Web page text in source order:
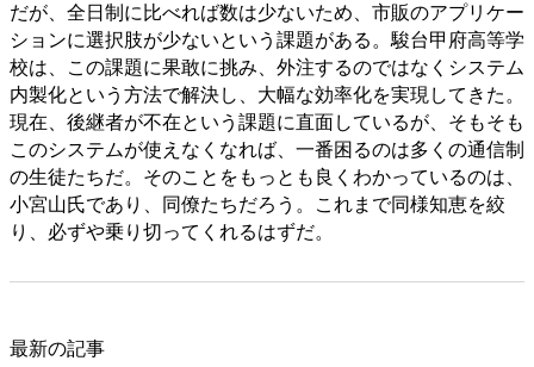
だが、全日制に比べれば数は少ないため、市販のアプリケー
ションに選択肢が少ないという課題がある。駿台甲府高等学
校は、この課題に果敢に挑み、外注するのではなくシステム
内製化という方法で解決し、大幅な効率化を実現してきた。
現在、後継者が不在という課題に直面しているが、そもそも
このシステムが使えなくなれば、一番困るのは多くの通信制
の生徒たちだ。そのことをもっとも良くわかっているのは、
小宮山氏であり、同僚たちだろう。これまで同様知恵を絞
り、必ずや乗り切ってくれるはずだ。
最新の記事